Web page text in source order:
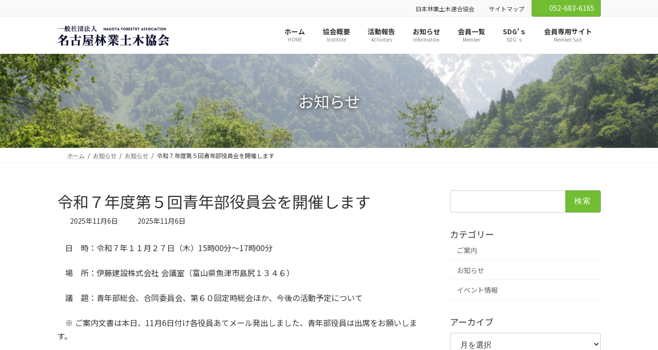
ツ
へ
ス
キ
ッ
プ
シ
ョ
ン
に
移
動
日本林業土木連合協会 サイトマップ 052-683-6165
ホーム
HOME
協会概要
Institute
活動報告
Activities
お知らせ
Information
会員一覧
Member
SDG’ｓ
SDG’ｓ
会員専用サイト
Member Sait
お知らせ
ホーム お知らせ お知らせ 令和７年度第５回青年部役員会を開催します
令和７年度第５回青年部役員会を開催します
2025年11月6日
最
新
時
:
2025年11月6日
日 時：令和７年１１月２７日（木）15時00分～17時00分
場 所：伊藤建設株式会社 会議室（富山県魚津市島尻１３４６）
議 題：青年部総会、合同委員会、第６０回定時総会ほか、今後の活動予定について
※ ご案内文書は本日、11月6日付け各役員あてメール発出しました、青年部役員は出席をお願いしま
す。
カテゴリー
ご案内
お知らせ
イベント情報
アーカイブ
ア